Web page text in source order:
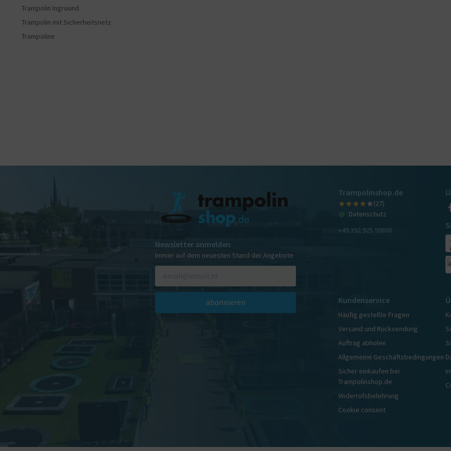
Trampolin Inground
Trampolin mit Sicherheitsnetz
Trampoline
Newsletter anmelden
Immer auf dem neuesten Stand der Angebote
abonnieren
Trampolinshop.de
(27)
Datenschutz
+49 392 925 99866
Kundenservice
Häufig gestellte Fragen
Versand und Rücksendung
Auftrag abholen
Allgemeine Geschäftsbedingungen
Sicher einkaufen bei
Trampolinshop.de
Widerrufsbelehrung
Cookie consent